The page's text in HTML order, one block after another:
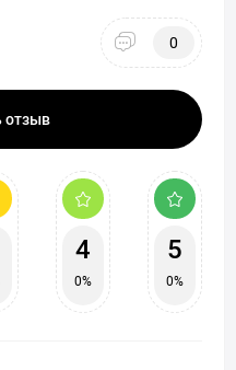
0
отзыв
4
0%
5
0%